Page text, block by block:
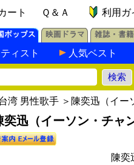
ート Ｑ＆Ａ 利用ガ
ィスト 人気ベスト
湾 男性歌手 ＞陳奕迅（イー
奕迅（イーソン・チャ
陳奕